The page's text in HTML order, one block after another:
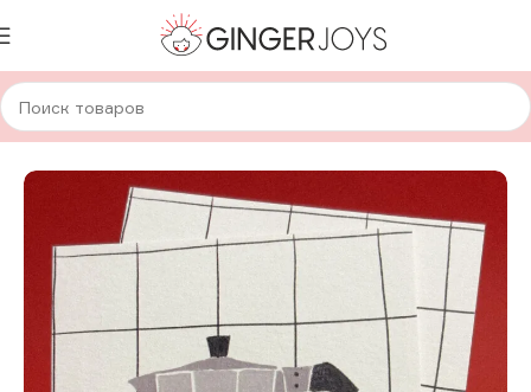
Главная Авторская канцелярия Открытки Yetti